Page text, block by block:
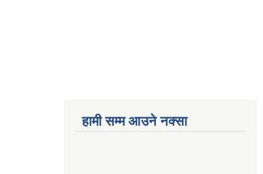
हामी सम्म आउने नक्सा